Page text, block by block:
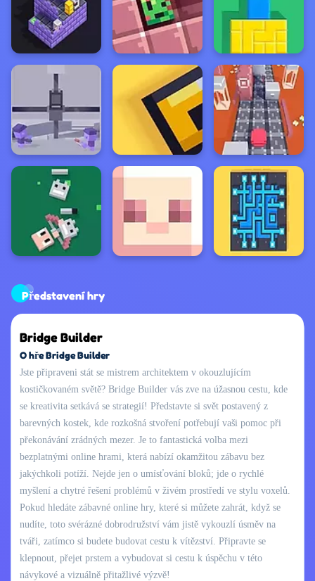
Představení hry
Bridge Builder
O hře Bridge Builder
Jste připraveni stát se mistrem architektem v okouzlujícím
kostičkovaném světě? Bridge Builder vás zve na úžasnou cestu, kde
se kreativita setkává se strategií! Představte si svět postavený z
barevných kostek, kde rozkošná stvoření potřebují vaši pomoc při
překonávání zrádných mezer. Je to fantastická volba mezi
bezplatnými online hrami, která nabízí okamžitou zábavu bez
jakýchkoli potíží. Nejde jen o umísťování bloků; jde o rychlé
myšlení a chytré řešení problémů v živém prostředí ve stylu voxelů.
Pokud hledáte zábavné online hry, které si můžete zahrát, když se
nudíte, toto svérázné dobrodružství vám jistě vykouzlí úsměv na
tváři, zatímco si budete budovat cestu k vítězství. Připravte se
klepnout, přejet prstem a vybudovat si cestu k úspěchu v této
návykové a vizuálně přitažlivé výzvě!